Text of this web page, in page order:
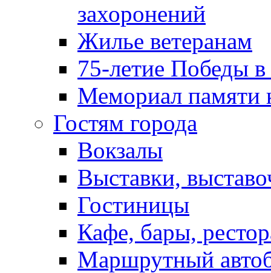
захоронений
Жилье ветеранам
75-летие Победы
Мемориал памяти
Гостям города
Вокзалы
Выставки,
Гостиницы
Кафе, бары,
Маршрутный